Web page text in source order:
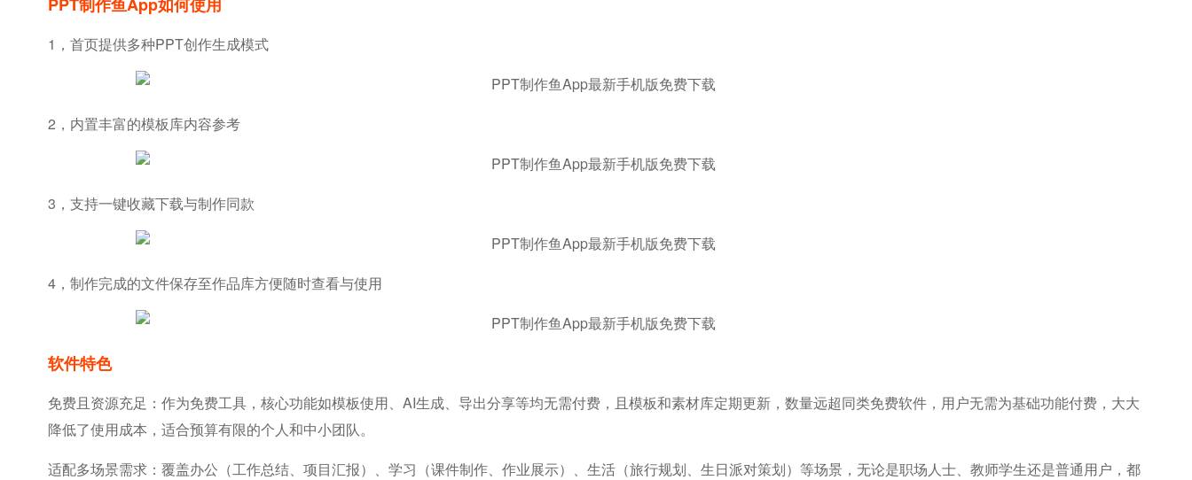
1，首页提供多种PPT创作生成模式
2，内置丰富的模板库内容参考
3，支持一键收藏下载与制作同款
4，制作完成的文件保存至作品库方便随时查看与使用
软件特色
免费且资源充足：作为免费工具，核心功能如模板使用、AI生成、导出分享等均无需付费，且模板和素材库定期更新，数量远超同类免费软件，用户无需为基础功能付费，大大
降低了使用成本，适合预算有限的个人和中小团队。
适配多场景需求：覆盖办公（工作总结、项目汇报）、学习（课件制作、作业展示）、生活（旅行规划、生日派对策划）等场景，无论是职场人士、教师学生还是普通用户，都